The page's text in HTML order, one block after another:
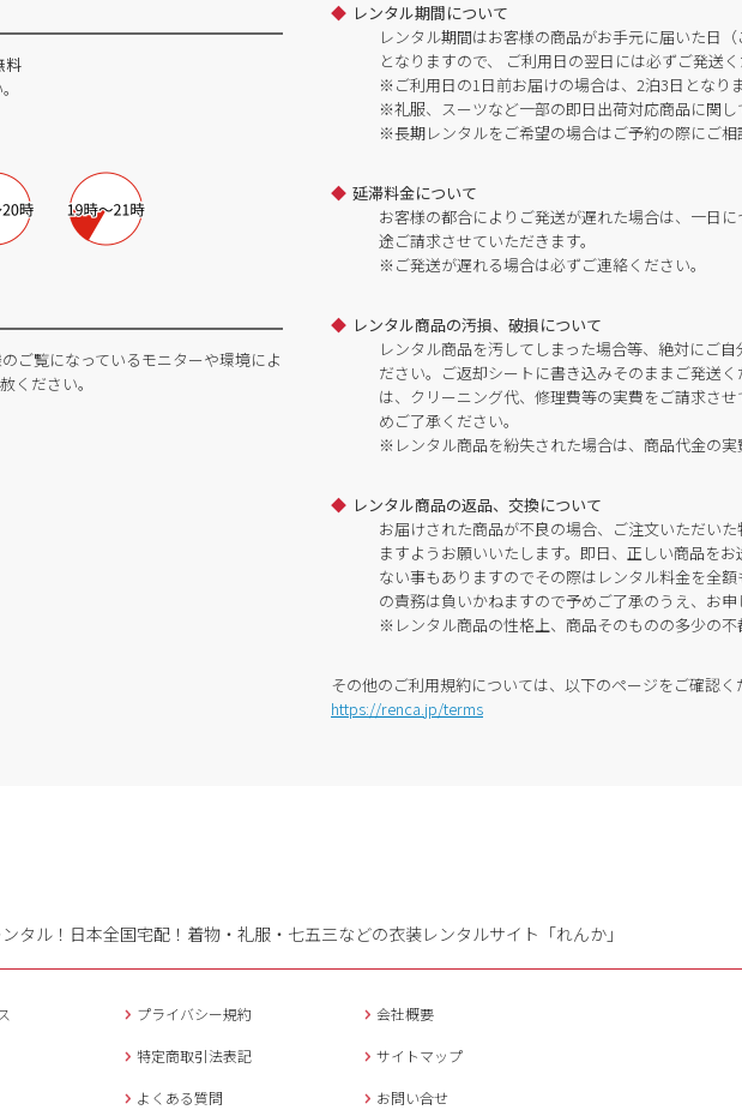
料
ご覧になっているモニターや環境によ
ください。
レンタル期間について
レンタル期間はお客様の商品がお手元に届いた日
となりますので、 ご利用日の翌日には必ずご発送く
※ご利用日の1日前お届けの場合は、2泊3日となりま
※礼服、スーツなど一部の即日出荷対応商品に関し
※長期レンタルをご希望の場合はご予約の際にご相
延滞料金について
お客様の都合によりご発送が遅れた場合は、一日
途ご請求させていただきます。
※ご発送が遅れる場合は必ずご連絡ください。
レンタル商品の汚損、破損について
レンタル商品を汚してしまった場合等、絶対にご
ださい。ご返却シートに書き込みそのままご発送
は、クリーニング代、修理費等の実費をご請求さ
めご了承ください。
※レンタル商品を紛失された場合は、商品代金の実
レンタル商品の返品、交換について
お届けされた商品が不良の場合、ご注文いただい
ますようお願いいたします。即日、正しい商品を
ない事もありますのでその際はレンタル料金を全
の責務は負いかねますので予めご了承のうえ、お申
※レンタル商品の性格上、商品そのものの多少の不
その他のご利用規約については、以下のページをご確認く
https://renca.jp/terms
タル！日本全国宅配！ 着物・礼服・七五三などの衣装レンタルサイト「れんか」
プライバシー規約 会社概要
特定商取引法表記 サイトマップ
よくある質問 お問い合せ